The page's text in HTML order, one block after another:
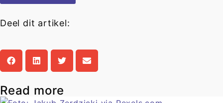
Deel dit artikel:
Read more